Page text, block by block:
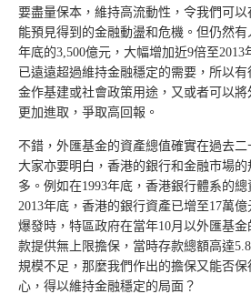
要盡量保本，維持高流動性，令我們可
能預見得到的金融動盪和危機。但仍然有
年底的3,500億元，大幅增加近9倍至
已遠遠超過維持金融穩定的需要，所以
金作基建或社會政策用途，又或者可以
更加進取，爭取高回報。
不錯，外匯基金的資產總值確實在過去
大家亦要明白，香港的銀行和金融市場
多。例如在1993年底，香港銀行體系的
2013年底，香港的銀行資產已增至17萬
爆發時，特區政府在當年10月以外匯基
款提供無上限擔保，當時存款總額高達
規模不足，那麼我們作出的擔保又能否
心，得以維持金融穩定的局面？